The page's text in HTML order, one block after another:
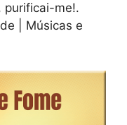
purificai-me!.
| Músicas e